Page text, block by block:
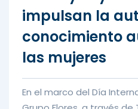
impulsan la
conocimiento
las mujeres
En el marco del Día